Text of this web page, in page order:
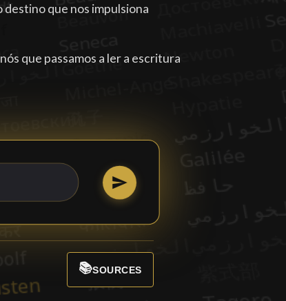
que nos impulsiona
que passamos a ler a escritura
📚SOURCES